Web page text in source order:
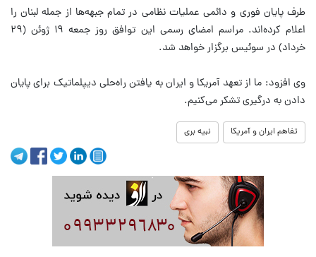
طرف پایان فوری و دائمی عملیات نظامی در تمام جبهه‌ها از جمله لبنان را
اعلام کرده‌اند. مراسم امضای رسمی این توافق روز جمعه ۱۹ ژوئن (۲۹
خرداد) در سوئیس برگزار خواهد شد.
وی افزود: ما از تعهد آمریکا و ایران به یافتن راه‌حلی دیپلماتیک برای پایان
دادن به درگیری تشکر می‌کنیم.
تفاهم ایران و آمریکا نبیه بری